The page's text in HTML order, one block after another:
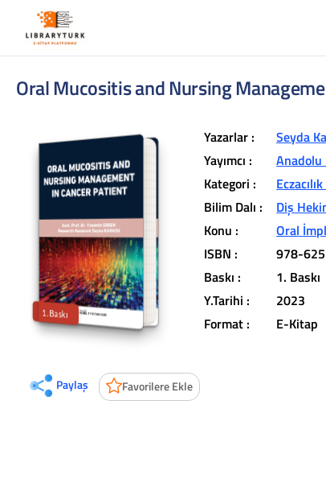
Oral Mucositis and Nursing
1.Baskı
L
ib
r
a
r
y
t
ü
r
k
lit
e
r
a
t
ü
r
a
v
u
c
u
n
u
z
u
n
iç
in
d
e
Paylaş Favorilere Ekle
Yazarlar : Seyda
Yayımcı :
Anadolu
Kategori :
Bilim Dalı :
Diş
Konu :
Oral
ISBN :
978-
Baskı :
1. Baskı
Y.Tarihi :
2023
Format :
E-Kitap